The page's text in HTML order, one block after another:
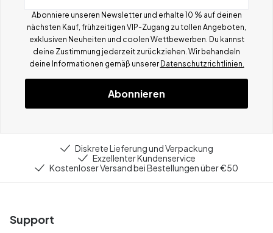
Abonniere unseren Newsletter und erhalte 10 % auf deinen
nächsten Kauf, frühzeitigen VIP-Zugang zu tollen Angeboten,
exklusiven Neuheiten und coolen Wettbewerben. Du kannst
deine Zustimmung jederzeit zurückziehen. Wir behandeln
deine Informationen gemäß unserer Datenschutzrichtlinien.
Abonnieren
Diskrete Lieferung und Verpackung
Exzellenter Kundenservice
Kostenloser Versand bei Bestellungen über €50
Support